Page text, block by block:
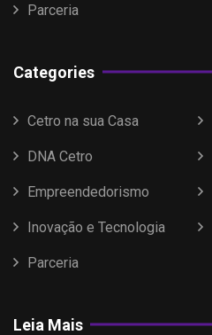
Parceria
Categories
Cetro na sua Casa
DNA Cetro
Empreendedorismo
Inovação e Tecnologia
Parceria
Leia Mais